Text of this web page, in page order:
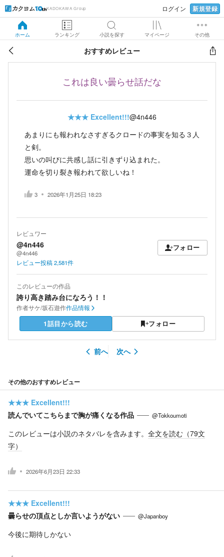
KADOKAWA Group ログイン 新規登録
ホーム ランキング 小説を探す マイページ その他
おすすめレビュー
これは良い曇らせ話だな
★★★ Excellent!!!@4n446
あまりにも報われなさすぎるクロードの事実を知る３人
と剣。
思いの叫びに共感し話に引きずり込まれた。
運命を切り裂き報われて欲しいね！
3 2026年1月25日 18:23
レビュワー
@4n446
@4n446
フォロー
レビュー投稿2,581件
このレビューの作品
誇り高き踏み台になろう！！
作者サケ/坂石遊作作品情報
1話目から読む フォロー
前へ 次へ
その他のおすすめレビュー
★★★ Excellent!!!
読んでいてこちらまで胸が痛くなる作品
@Tokkoumoti
このレビューは小説のネタバレを含みます。 全文を読む（79文
字）
2026年6月23日 22:33
★★★ Excellent!!!
曇らせの頂点としか言いようがない
@Japanboy
今後に期待しかない